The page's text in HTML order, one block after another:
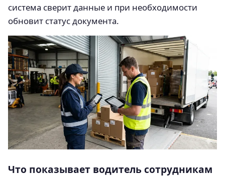
система сверит данные и при необходимости
обновит статус документа.
Что показывает водитель сотрудникам